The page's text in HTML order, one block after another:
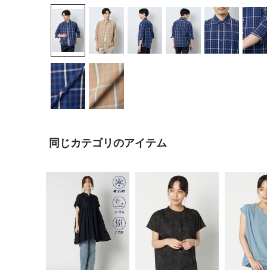
同じカテゴリのアイテム